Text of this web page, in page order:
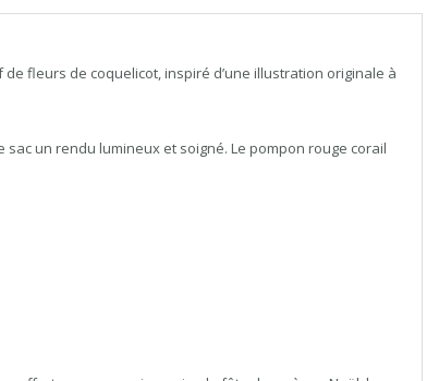
fleurs de coquelicot, inspiré d’une illustration originale à
un rendu lumineux et soigné. Le pompon rouge corail